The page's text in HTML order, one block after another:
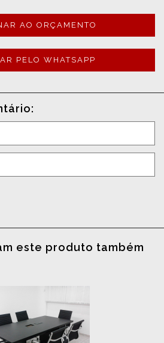
AO ORÇAMENTO
PELO WHATSAPP
este produto também